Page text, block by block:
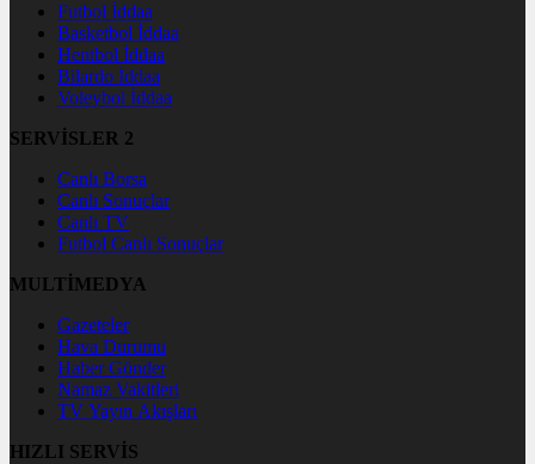
Futbol İddaa
Basketbol İddaa
Hentbol İddaa
Bilardo İddaa
Voleybol İddaa
SERVİSLER 2
Canlı Borsa
Canlı Sonuçlar
Canlı TV
Futbol Canlı Sonuçlar
MULTİMEDYA
Gazeteler
Hava Durumu
Haber Gönder
Namaz Vakitleri
TV Yayın Akışları
HIZLI SERVİS